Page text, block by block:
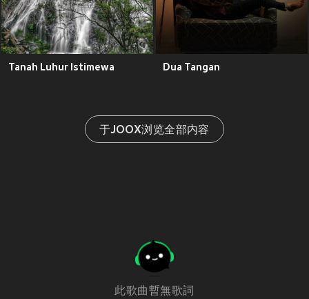
Tanah Luhur Istimewa Dua Tangan
于JOOX浏览全部内容
此歌曲暫無歌詞